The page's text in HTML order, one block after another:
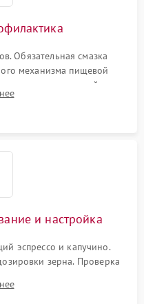
Обязательная смазка
механизма пищевой
программной
от кофейных масел.
и настройка
эспрессо и капучино.
зерна. Проверка
температуры напитка и
отсутствия посторонних